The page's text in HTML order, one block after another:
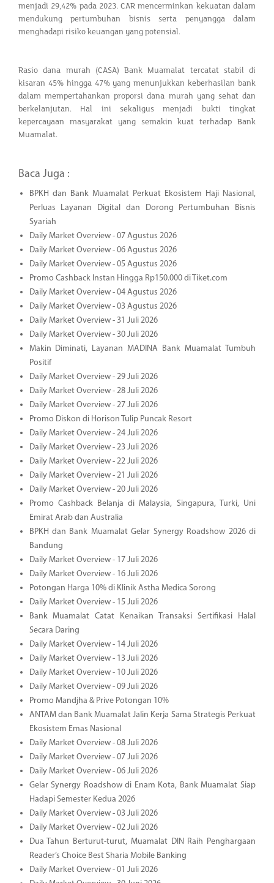
menjadi 29,42% pada 2023. CAR mencerminkan kekuatan dalam
mendukung pertumbuhan bisnis serta penyangga dalam
menghadapi risiko keuangan yang potensial.
Rasio dana murah (CASA) Bank Muamalat tercatat stabil di
kisaran 45% hingga 47% yang menunjukkan keberhasilan bank
dalam mempertahankan proporsi dana murah yang sehat dan
berkelanjutan. Hal ini sekaligus menjadi bukti tingkat
kepercayaan masyarakat yang semakin kuat terhadap Bank
Muamalat.
Baca Juga :
BPKH dan Bank Muamalat Perkuat Ekosistem Haji Nasional,
Perluas Layanan Digital dan Dorong Pertumbuhan Bisnis
Syariah
Daily Market Overview - 07 Agustus 2026
Daily Market Overview - 06 Agustus 2026
Daily Market Overview - 05 Agustus 2026
Promo Cashback Instan Hingga Rp150.000 di Tiket.com
Daily Market Overview - 04 Agustus 2026
Daily Market Overview - 03 Agustus 2026
Daily Market Overview - 31 Juli 2026
Daily Market Overview - 30 Juli 2026
Makin Diminati, Layanan MADINA Bank Muamalat Tumbuh
Positif
Daily Market Overview - 29 Juli 2026
Daily Market Overview - 28 Juli 2026
Daily Market Overview - 27 Juli 2026
Promo Diskon di Horison Tulip Puncak Resort
Daily Market Overview - 24 Juli 2026
Daily Market Overview - 23 Juli 2026
Daily Market Overview - 22 Juli 2026
Daily Market Overview - 21 Juli 2026
Daily Market Overview - 20 Juli 2026
Promo Cashback Belanja di Malaysia, Singapura, Turki, Uni
Emirat Arab dan Australia
BPKH dan Bank Muamalat Gelar Synergy Roadshow 2026 di
Bandung
Daily Market Overview - 17 Juli 2026
Daily Market Overview - 16 Juli 2026
Potongan Harga 10% di Klinik Astha Medica Sorong
Daily Market Overview - 15 Juli 2026
Bank Muamalat Catat Kenaikan Transaksi Sertifikasi Halal
Secara Daring
Daily Market Overview - 14 Juli 2026
Daily Market Overview - 13 Juli 2026
Daily Market Overview - 10 Juli 2026
Daily Market Overview - 09 Juli 2026
Promo Mandjha & Prive Potongan 10%
ANTAM dan Bank Muamalat Jalin Kerja Sama Strategis Perkuat
Ekosistem Emas Nasional
Daily Market Overview - 08 Juli 2026
Daily Market Overview - 07 Juli 2026
Daily Market Overview - 06 Juli 2026
Gelar Synergy Roadshow di Enam Kota, Bank Muamalat Siap
Hadapi Semester Kedua 2026
Daily Market Overview - 03 Juli 2026
Daily Market Overview - 02 Juli 2026
Dua Tahun Berturut-turut, Muamalat DIN Raih Penghargaan
Reader’s Choice Best Sharia Mobile Banking
Daily Market Overview - 01 Juli 2026